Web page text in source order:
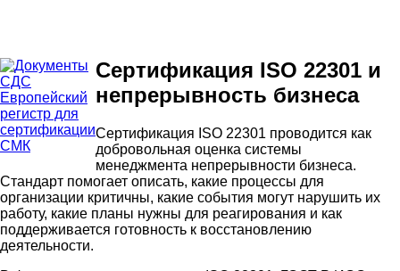
Сертификация ISO 22301 и
непрерывность бизнеса
Сертификация ISO 22301 проводится как
добровольная оценка системы
менеджмента непрерывности бизнеса.
Стандарт помогает описать, какие процессы для
организации критичны, какие события могут нарушить их
работу, какие планы нужны для реагирования и как
поддерживается готовность к восстановлению
деятельности.